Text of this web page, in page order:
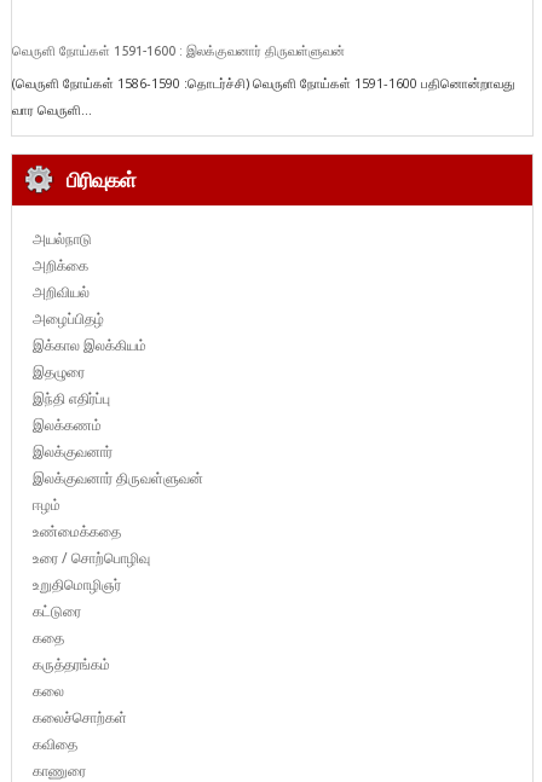
வெருளி நோய்கள் 1591-1600 : இலக்குவனார் திருவள்ளுவன்
(வெருளி நோய்கள் 1586-1590 :தொடர்ச்சி) வெருளி நோய்கள் 1591-1600 பதினொன்றாவது
வார வெருளி...
பிரிவுகள்
அயல்நாடு
அறிக்கை
அறிவியல்
அழைப்பிதழ்
இக்கால இலக்கியம்
இதழுரை
இந்தி எதிர்ப்பு
இலக்கணம்
இலக்குவனார்
இலக்குவனார் திருவள்ளுவன்
ஈழம்
உண்மைக்கதை
உரை / சொற்பொழிவு
உறுதிமொழிஞர்
கட்டுரை
கதை
கருத்தரங்கம்
கலை
கலைச்சொற்கள்
கவிதை
காணுரை